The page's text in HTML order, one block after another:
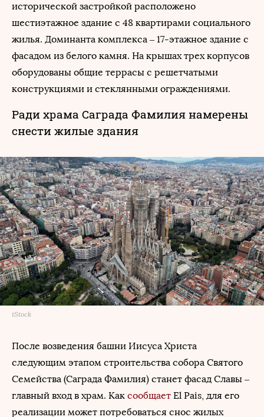
исторической застройкой расположено
шестиэтажное здание с 48 квартирами социального
жилья. Доминанта комплекса – 17-этажное здание с
фасадом из белого камня. На крышах трех корпусов
оборудованы общие террасы с решетчатыми
конструкциями и стеклянными ограждениями.
Ради храма Саграда Фамилия намерены
снести жилые здания
iStock
После возведения башни Иисуса Христа
следующим этапом строительства собора Святого
Семейства (Саграда Фамилия) станет фасад Славы –
главный вход в храм. Как сообщает El Pais, для его
реализации может потребоваться снос жилых